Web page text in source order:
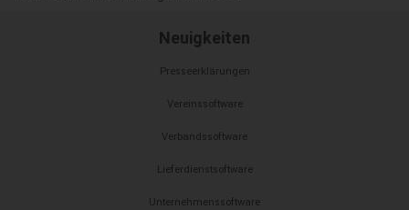
Neuigkeiten
Presseerklärungen
Vereinssoftware
Verbandssoftware
Lieferdienstsoftware
Unternehmenssoftware